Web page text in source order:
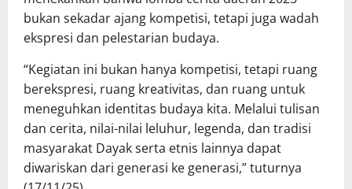
bukan sekadar ajang kompetisi, tetapi juga wadah
ekspresi dan pelestarian budaya.
“Kegiatan ini bukan hanya kompetisi, tetapi ruang
berekspresi, ruang kreativitas, dan ruang untuk
meneguhkan identitas budaya kita. Melalui tulisan
dan cerita, nilai-nilai leluhur, legenda, dan tradisi
masyarakat Dayak serta etnis lainnya dapat
diwariskan dari generasi ke generasi,” tuturnya